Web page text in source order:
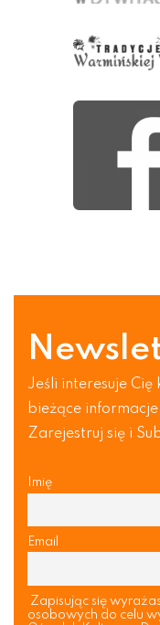
Jeśli interesuje
bieżące
Zarejestruj się i
Imię
Email
Zapisując się
osobowych do celu